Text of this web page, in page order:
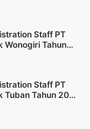
Staff PT
Wonogiri Tahun
Staff PT
Tahun 2025